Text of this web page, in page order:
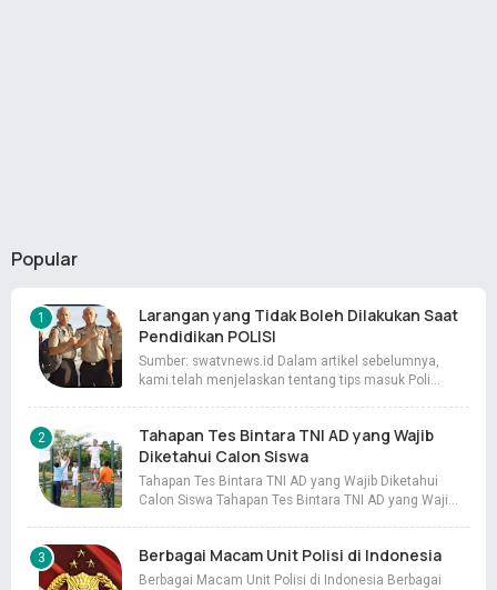
Popular
Larangan yang Tidak Boleh Dilakukan Saat
Pendidikan POLISI
Sumber: swatvnews.id Dalam artikel sebelumnya,
kami telah menjelaskan tentang tips masuk Poli…
Tahapan Tes Bintara TNI AD yang Wajib
Diketahui Calon Siswa
Tahapan Tes Bintara TNI AD yang Wajib Diketahui
Calon Siswa Tahapan Tes Bintara TNI AD yang Waji…
Berbagai Macam Unit Polisi di Indonesia
Berbagai Macam Unit Polisi di Indonesia Berbagai